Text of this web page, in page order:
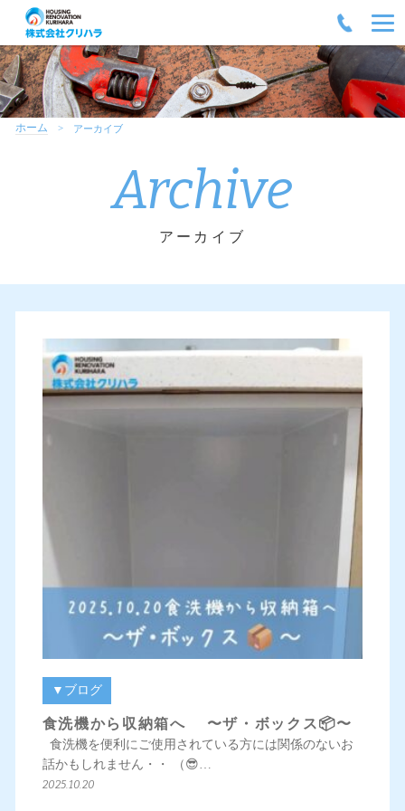
ホーム アーカイブ
Archive
アーカイブ
▼ブログ
食洗機から収納箱へ 〜ザ・ボックス📦〜
食洗機を便利にご使用されている方には関係のないお
話かもしれません・・ （😎…
2025.10.20